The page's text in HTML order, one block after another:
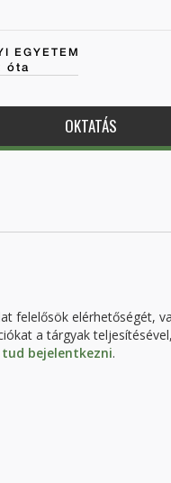
EGYETEM
óta
OKTATÁS
felelősök elérhetőségét,
a tárgyak
bejelentkezni.